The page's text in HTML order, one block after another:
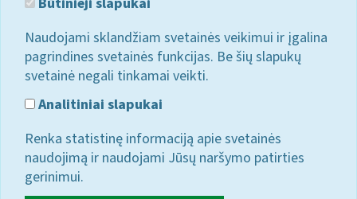
Naudojami sklandžiam svetainės veikimui ir įgalina
pagrindines svetainės funkcijas. Be šių slapukų
svetainė negali tinkamai veikti.
Analitiniai slapukai
Renka statistinę informaciją apie svetainės
naudojimą ir naudojami Jūsų naršymo patirties
gerinimui.